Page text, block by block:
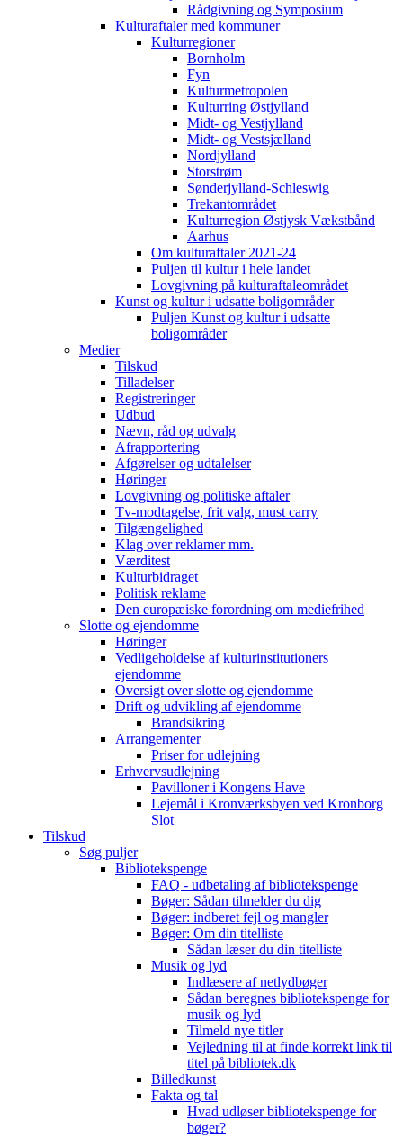
Rådgivning og Symposium
Kulturaftaler med kommuner
Kulturregioner
Bornholm
Fyn
Kulturmetropolen
Kulturring Østjylland
Midt- og Vestjylland
Midt- og Vestsjælland
Nordjylland
Storstrøm
Sønderjylland-Schleswig
Trekantområdet
Kulturregion Østjysk Vækstbånd
Aarhus
Om kulturaftaler 2021-24
Puljen til kultur i hele landet
Lovgivning på kulturaftaleområdet
Kunst og kultur i udsatte boligområder
Puljen Kunst og kultur i udsatte
boligområder
Medier
Tilskud
Tilladelser
Registreringer
Udbud
Nævn, råd og udvalg
Afrapportering
Afgørelser og udtalelser
Høringer
Lovgivning og politiske aftaler
Tv-modtagelse, frit valg, must carry
Tilgængelighed
Klag over reklamer mm.
Værditest
Kulturbidraget
Politisk reklame
Den europæiske forordning om mediefrihed
Slotte og ejendomme
Høringer
Vedligeholdelse af kulturinstitutioners
ejendomme
Oversigt over slotte og ejendomme
Drift og udvikling af ejendomme
Brandsikring
Arrangementer
Priser for udlejning
Erhvervsudlejning
Pavilloner i Kongens Have
Lejemål i Kronværksbyen ved Kronborg
Slot
Tilskud
Søg puljer
Bibliotekspenge
FAQ - udbetaling af bibliotekspenge
Bøger: Sådan tilmelder du dig
Bøger: indberet fejl og mangler
Bøger: Om din titelliste
Sådan læser du din titelliste
Musik og lyd
Indlæsere af netlydbøger
Sådan beregnes bibliotekspenge for
musik og lyd
Tilmeld nye titler
Vejledning til at finde korrekt link til
titel på bibliotek.dk
Billedkunst
Fakta og tal
Hvad udløser bibliotekspenge for
bøger?